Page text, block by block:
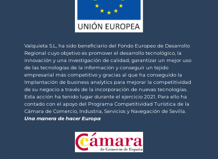
Valquieta S.L, ha sido beneficiario del Fondo Europeo de Desarrollo
Regional cuyo objetivo es promover el desarrollo tecnológico, la
innovación y una investigación de calidad; garantizar un mejor uso
de las tecnologías de la información y conseguir un tejido
empresarial más competitivo y gracias al que ha conseguido la
Implantación de business analytics para mejorar la competitividad
de su negocio a través de la incorporación de nuevas tecnologías.
Esta acción ha tenido lugar durante el ejercicio 2021. Para ello ha
contado con el apoyo del Programa Competitividad Turística de la
Cámara de Comercio, Industria, Servicios y Navegación de Sevilla.
Una manera de hacer Europa